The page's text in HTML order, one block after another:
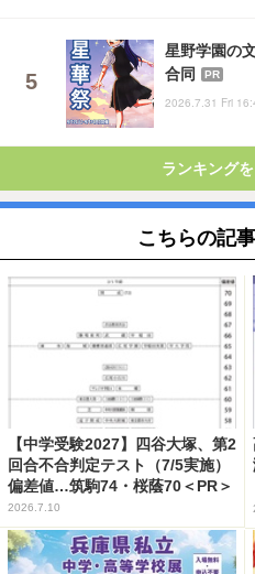
星野学園の
合同
PR
2026.7.31 Fri
ランキング
こちらの記
【中学受験2027】四谷大塚、第2
回合不合判定テスト（7/5実施）
偏差値…筑駒74・桜蔭70＜PR＞
2026.7.10